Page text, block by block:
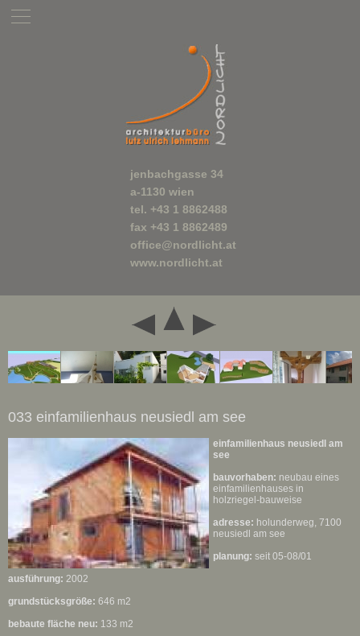
033 einfamilienhaus neusiedl am see
einfamilienhaus neusiedl am
see
bauvorhaben: neubau eines
einfamilienhauses in
holzriegel-bauweise
adresse: holunderweg, 7100
neusiedl am see
planung: seit 05-08/01
ausführung: 2002
grundstücksgröße: 646 m2
bebaute fläche neu: 133 m2
jenbachgasse 34
a-1130 wien
tel. +43 1 8862488
fax +43 1 8862489
office@nordlicht.at
www.nordlicht.at